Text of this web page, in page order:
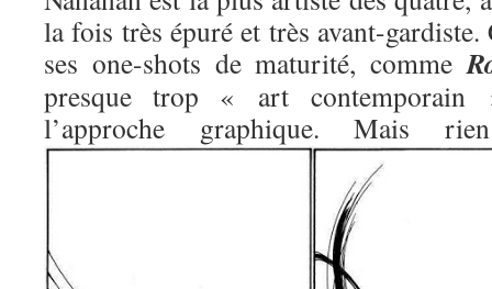
la fois très épuré et très avant-
ses one-shots de maturité, comme
presque trop « art contemporain
l’approche graphique. Mais